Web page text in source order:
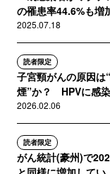
の罹患率44.6%も増
2025.07.18
読者限定
子宮頸がんの原因は
煙”か？ HPVに感
2026.02.06
読者限定
がん統計(豪州)で